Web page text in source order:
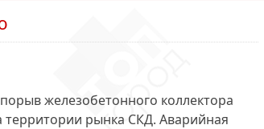
железобетонного коллектора
рынка СКД. Аварийная